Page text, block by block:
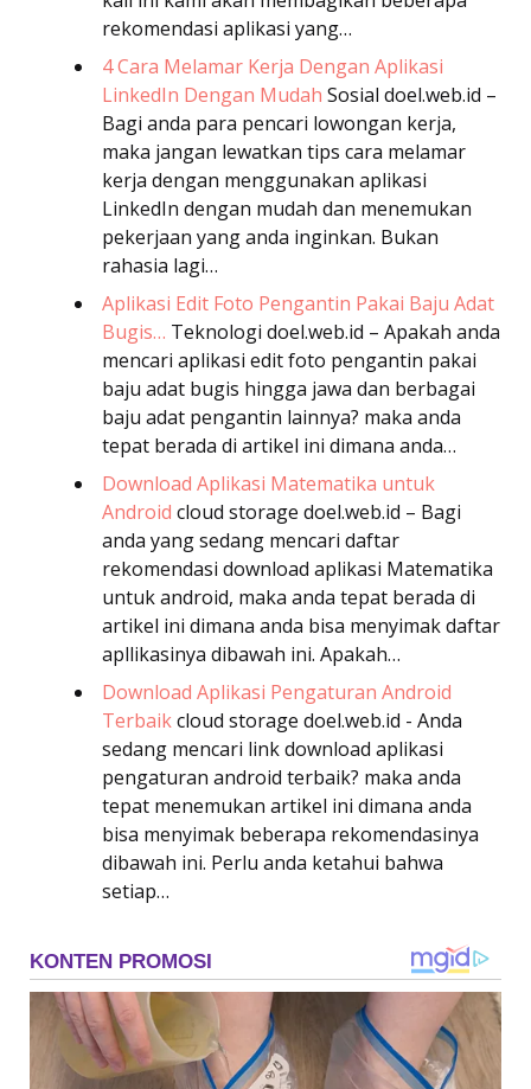
rekomendasi aplikasi yang…
4 Cara Melamar Kerja Dengan Aplikasi
LinkedIn Dengan Mudah Sosial doel.web.id –
Bagi anda para pencari lowongan kerja,
maka jangan lewatkan tips cara melamar
kerja dengan menggunakan aplikasi
LinkedIn dengan mudah dan menemukan
pekerjaan yang anda inginkan. Bukan
rahasia lagi…
Aplikasi Edit Foto Pengantin Pakai Baju Adat
Bugis… Teknologi doel.web.id – Apakah anda
mencari aplikasi edit foto pengantin pakai
baju adat bugis hingga jawa dan berbagai
baju adat pengantin lainnya? maka anda
tepat berada di artikel ini dimana anda…
Download Aplikasi Matematika untuk
Android cloud storage doel.web.id – Bagi
anda yang sedang mencari daftar
rekomendasi download aplikasi Matematika
untuk android, maka anda tepat berada di
artikel ini dimana anda bisa menyimak daftar
apllikasinya dibawah ini. Apakah…
Download Aplikasi Pengaturan Android
Terbaikcloud storage doel.web.id - Anda
sedang mencari link download aplikasi
pengaturan android terbaik? maka anda
tepat menemukan artikel ini dimana anda
bisa menyimak beberapa rekomendasinya
dibawah ini. Perlu anda ketahui bahwa
setiap…